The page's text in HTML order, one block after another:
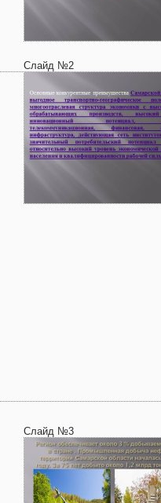
Слайд №2
Слайд №3